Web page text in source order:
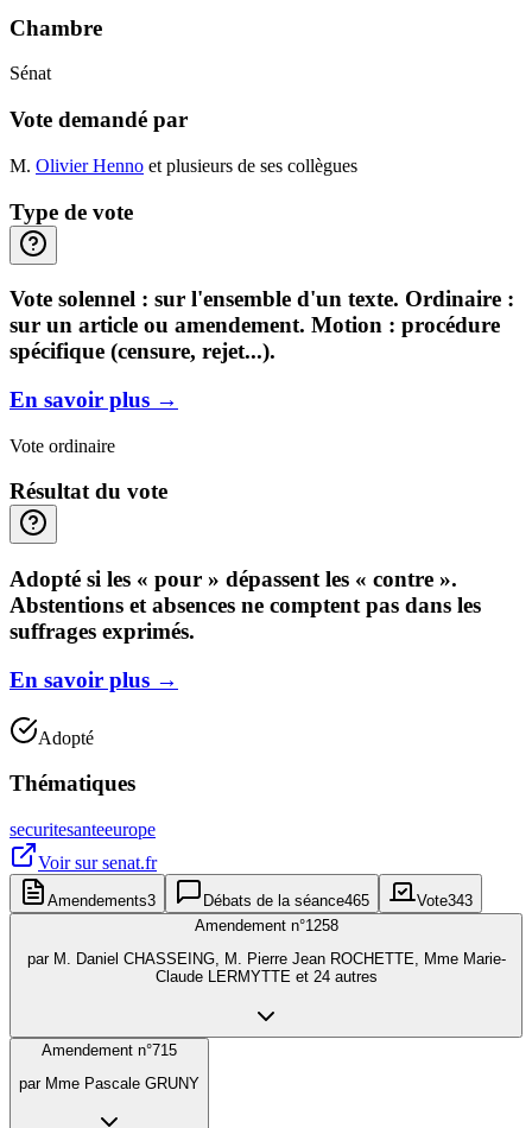
Chambre
Sénat
Vote demandé par
M. Olivier Henno et plusieurs de ses collègues
Type de vote
Vote solennel : sur l'ensemble d'un texte. Ordinaire :
sur un article ou amendement. Motion : procédure
spécifique (censure, rejet...).
En savoir plus →
Vote ordinaire
Résultat du vote
Adopté si les « pour » dépassent les « contre ».
Abstentions et absences ne comptent pas dans les
suffrages exprimés.
En savoir plus →
Adopté
Thématiques
securitesanteeurope
Voir sursenat.fr
Amendements3 Débats de la séance465 Vote343
Amendement n°1258
par M. Daniel CHASSEING, M. Pierre Jean ROCHETTE, Mme Marie-
Claude LERMYTTE et 24 autres
Amendement n°715
par Mme Pascale GRUNY